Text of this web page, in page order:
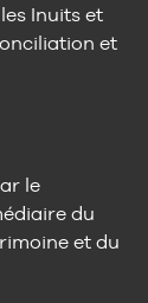
Inuits et
et
le
du
et du